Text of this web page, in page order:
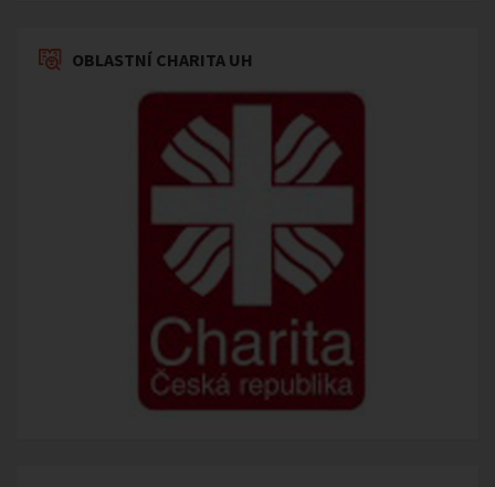
OBLASTNÍ CHARITA UH